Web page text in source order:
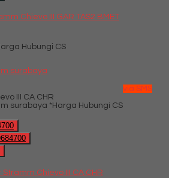
Chievo III GAR TAS2 BMET
Hubungi CS
via SMS
III CA CHR
*Harga Hubungi CS
Stramm Chievo III CA CHR